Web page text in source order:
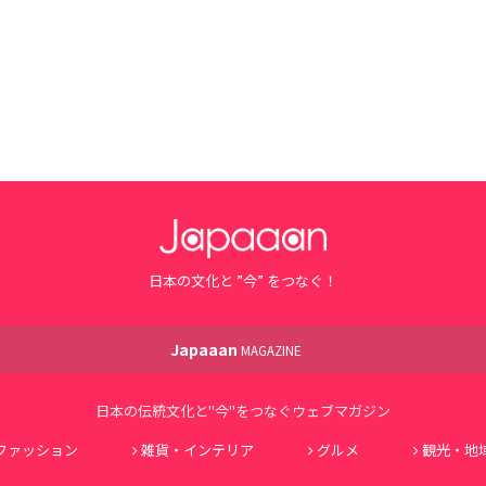
日本の文化と ”今” をつなぐ！
Japaaan MAGAZINE
日本の伝統文化と"今"をつなぐウェブマガジン
ァッション 雑貨・インテリア グルメ 観光・地